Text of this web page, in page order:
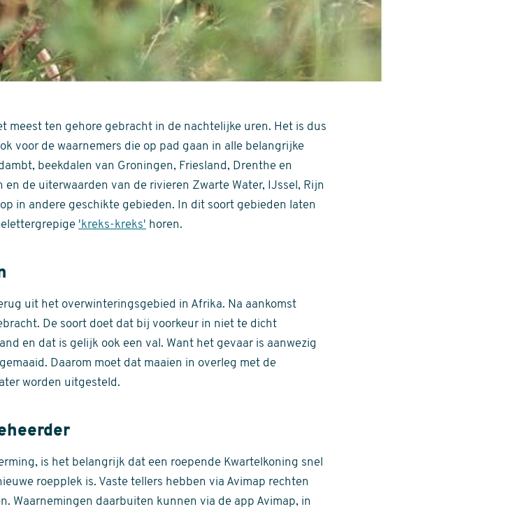
meest ten gehore gebracht in de nachtelijke uren. Het is dus
voor de waarnemers die op pad gaan in alle belangrijke
beekdalen van Groningen, Friesland, Drenthe en
en de uiterwaarden van de rivieren Zwarte Water, IJssel, Rijn
in andere geschikte gebieden. In dit soort gebieden laten
'kreks-kreks' horen.
uit het overwinteringsgebied in Afrika. Na aankomst
De soort doet dat bij voorkeur in niet te dicht
en dat is gelijk ook een val. Want het gevaar is aanwezig
Daarom moet dat maaien in overleg met de
worden uitgesteld.
is het belangrijk dat een roepende Kwartelkoning snel
roepplek is. Vaste tellers hebben via Avimap rechten
Waarnemingen daarbuiten kunnen via de app Avimap, in